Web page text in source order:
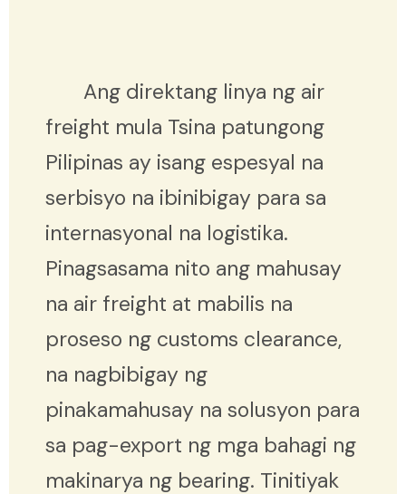
Ang direktang linya ng air
freight mula Tsina patungong
Pilipinas ay isang espesyal na
serbisyo na ibinibigay para sa
internasyonal na logistika.
Pinagsasama nito ang mahusay
na air freight at mabilis na
proseso ng customs clearance,
na nagbibigay ng
pinakamahusay na solusyon para
sa pag-export ng mga bahagi ng
makinarya ng bearing. Tinitiyak